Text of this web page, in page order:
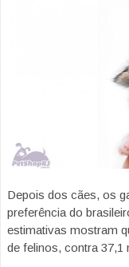
Depois dos cães, os
preferência do
estimativas mostram
de felinos, contra 37,1